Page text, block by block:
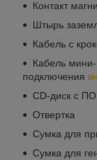
Контакт
Штырь
Кабель с
Кабель
подключения
CD-диск с ПО
Отвертка
Сумка для
Сумка для